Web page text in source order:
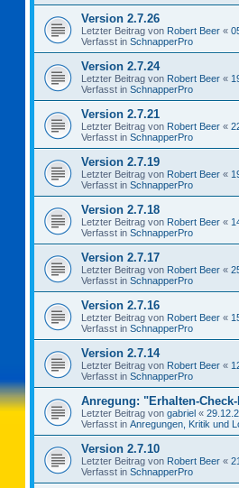
Version 2.7.26
Letzter Beitrag von Robert Beer «
Verfasst in SchnapperPro
Version 2.7.24
Letzter Beitrag von Robert Beer «
Verfasst in SchnapperPro
Version 2.7.21
Letzter Beitrag von Robert Beer «
Verfasst in SchnapperPro
Version 2.7.19
Letzter Beitrag von Robert Beer «
Verfasst in SchnapperPro
Version 2.7.18
Letzter Beitrag von Robert Beer «
Verfasst in SchnapperPro
Version 2.7.17
Letzter Beitrag von Robert Beer «
Verfasst in SchnapperPro
Version 2.7.16
Letzter Beitrag von Robert Beer «
Verfasst in SchnapperPro
Version 2.7.14
Letzter Beitrag von Robert Beer «
Verfasst in SchnapperPro
Anregung: "Erhalten-
Letzter Beitrag von gabriel «
Verfasst in Anregungen, Kritik und
Version 2.7.10
Letzter Beitrag von Robert Beer «
Verfasst in SchnapperPro